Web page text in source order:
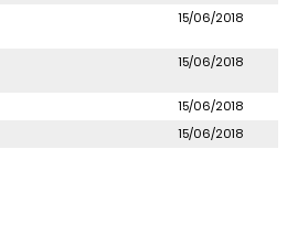
15/06/2018
15/06/2018
15/06/2018
15/06/2018